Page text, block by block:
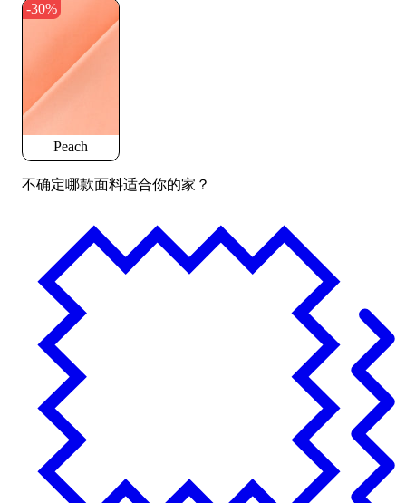
-30%
Peach
不确定哪款面料适合你的家？